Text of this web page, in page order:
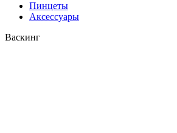
Пинцеты
Аксессуары
Васкинг